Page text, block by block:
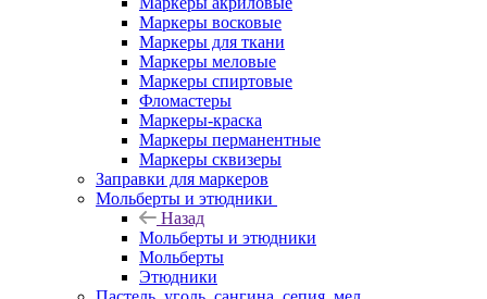
Маркеры восковые
Маркеры для ткани
Маркеры меловые
Маркеры спиртовые
Фломастеры
Маркеры-краска
Маркеры перманентные
Маркеры сквизеры
Заправки для маркеров
Мольберты и этюдники
Назад
Мольберты и этюдники
Мольберты
Этюдники